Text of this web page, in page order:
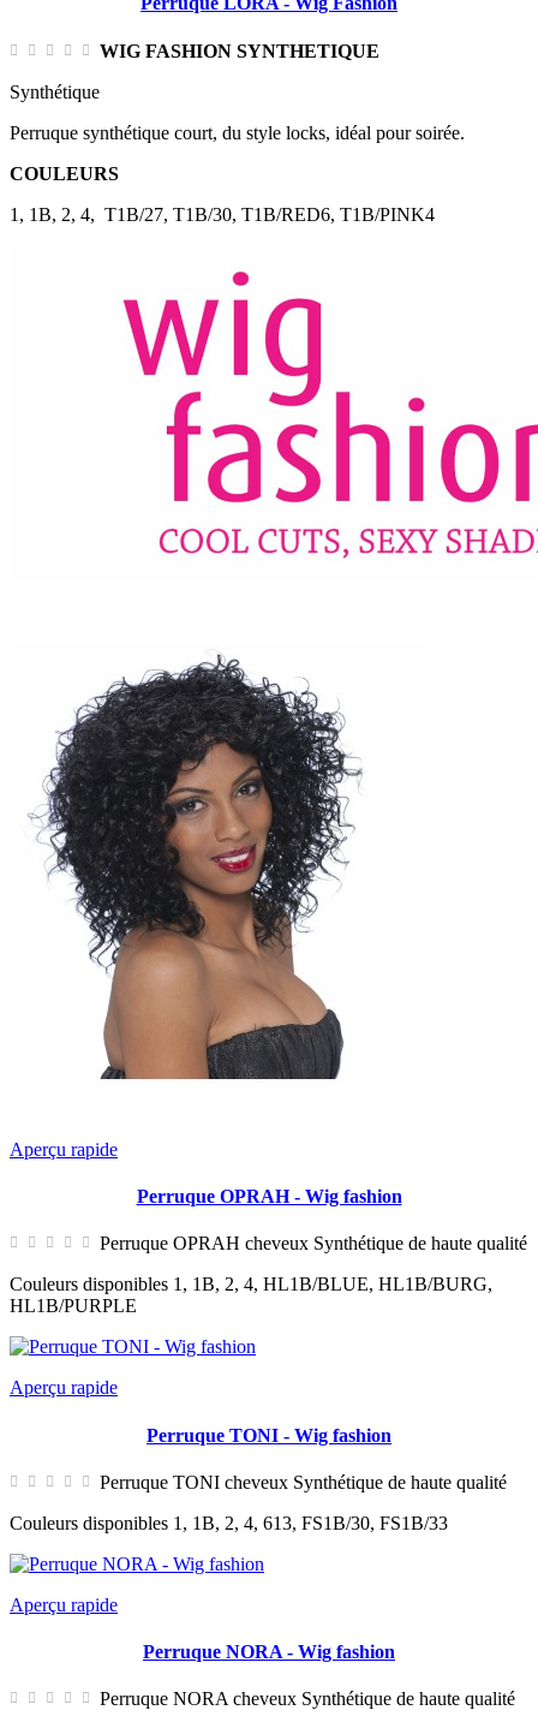
WIG FASHION SYNTHETIQUE
Synthétique
Perruque synthétique court, du style locks, idéal pour soirée.
COULEURS
1, 1B, 2, 4, T1B/27, T1B/30, T1B/RED6, T1B/PINK4
Aperçu rapide
Perruque OPRAH - Wig fashion
Perruque OPRAH cheveux Synthétique de haute qualité
Couleurs disponibles 1, 1B, 2, 4, HL1B/BLUE, HL1B/BURG,
HL1B/PURPLE
Aperçu rapide
Perruque TONI - Wig fashion
Perruque TONI cheveux Synthétique de haute qualité
Couleurs disponibles 1, 1B, 2, 4, 613, FS1B/30, FS1B/33
Aperçu rapide
Perruque NORA - Wig fashion
Perruque NORA cheveux Synthétique de haute qualité